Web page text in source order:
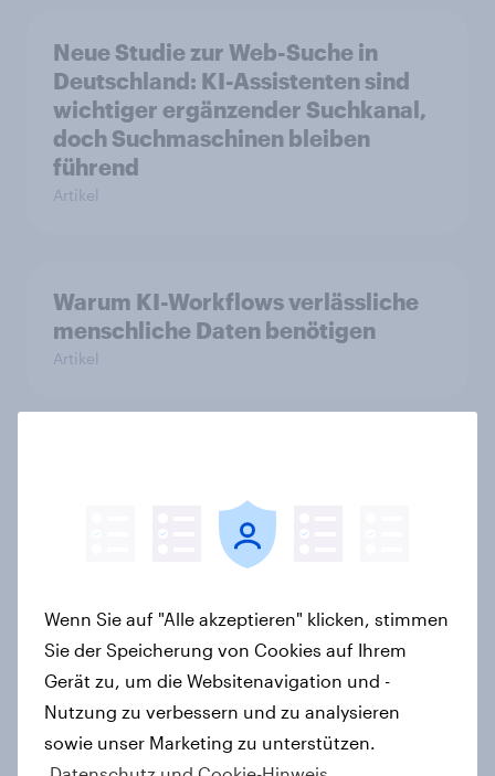
Neue Studie zur Web-Suche in
Deutschland: KI-Assistenten sind
wichtiger ergänzender Suchkanal,
doch Suchmaschinen bleiben
führend
Artikel
Warum KI-Workflows verlässliche
menschliche Daten benötigen
Artikel
changing online discovery in 2026
YouGov Deutschland Word of Mouth
Risers 2026
Artikel
Wenn Sie auf "Alle akzeptieren" klicken, stimmen
Sie der Speicherung von Cookies auf Ihrem
Gerät zu, um die Websitenavigation und -
Nutzung zu verbessern und zu analysieren
sowie unser Marketing zu unterstützen.